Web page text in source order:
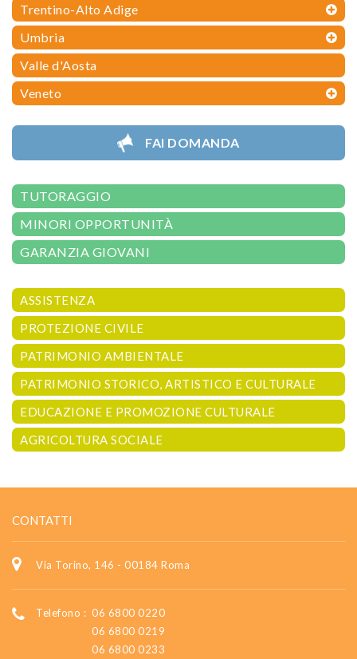
Trentino-Alto Adige
Umbria
Valle d'Aosta
Veneto
FAI DOMANDA
TUTORAGGIO
MINORI OPPORTUNITÀ
GARANZIA GIOVANI
ASSISTENZA
PROTEZIONE CIVILE
PATRIMONIO AMBIENTALE
PATRIMONIO STORICO, ARTISTICO E CULTURALE
EDUCAZIONE E PROMOZIONE CULTURALE
AGRICOLTURA SOCIALE
CONTATTI
Via Torino, 146 - 00184 Roma
Telefono : 06 6800 0220
06 6800 0219
06 6800 0233